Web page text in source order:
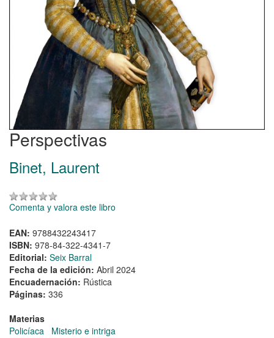
Perspectivas
Binet, Laurent
Comenta y valora este libro
EAN: 9788432243417
ISBN: 978-84-322-4341-7
Editorial: Seix Barral
Fecha de la edición: Abril 2024
Encuadernación: Rústica
Páginas: 336
Materias
Policíaca
Misterio e intriga